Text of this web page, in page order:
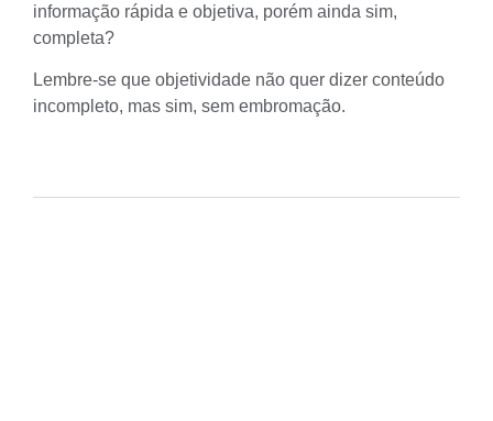
informação rápida e objetiva, porém ainda sim,
completa?
Lembre-se que objetividade não quer dizer conteúdo
incompleto, mas sim, sem embromação.